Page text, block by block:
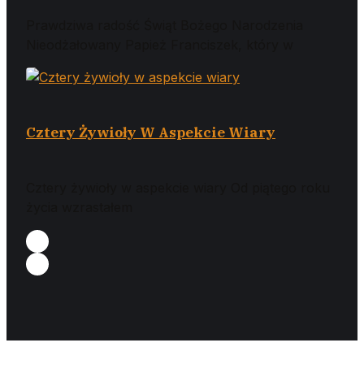
Cztery Żywioły W Aspekcie Wiary